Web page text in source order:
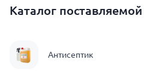
Каталог
Антисептик